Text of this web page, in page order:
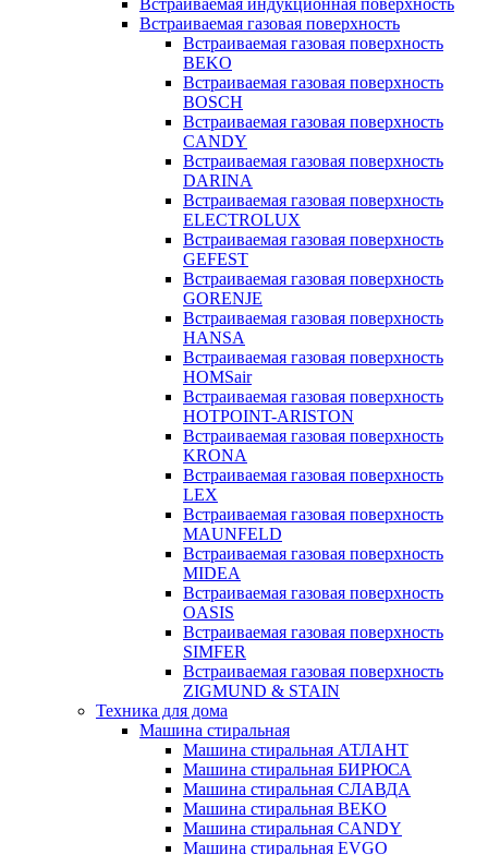
Встраиваемая индукционная поверхность
Встраиваемая газовая поверхность
Встраиваемая газовая поверхность
BEKO
Встраиваемая газовая поверхность
BOSCH
Встраиваемая газовая поверхность
CANDY
Встраиваемая газовая поверхность
DARINA
Встраиваемая газовая поверхность
ELECTROLUX
Встраиваемая газовая поверхность
GEFEST
Встраиваемая газовая поверхность
GORENJE
Встраиваемая газовая поверхность
HANSA
Встраиваемая газовая поверхность
HOMSair
Встраиваемая газовая поверхность
HOTPOINT-ARISTON
Встраиваемая газовая поверхность
KRONA
Встраиваемая газовая поверхность
LEX
Встраиваемая газовая поверхность
MAUNFELD
Встраиваемая газовая поверхность
MIDEA
Встраиваемая газовая поверхность
OASIS
Встраиваемая газовая поверхность
SIMFER
Встраиваемая газовая поверхность
ZIGMUND & STAIN
Техника для дома
Машина стиральная
Машина стиральная АТЛАНТ
Машина стиральная БИРЮСА
Машина стиральная СЛАВДА
Машина стиральная BEKO
Машина стиральная CANDY
Машина стиральная EVGO